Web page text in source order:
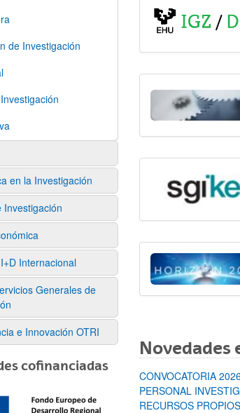
de Investigación
en la Investigación
Investigación
Internacional
Generales de
e Innovación OTRI
cofinanciadas
Novedades
CONVOCATORIA
PERSONAL
RECURSOS